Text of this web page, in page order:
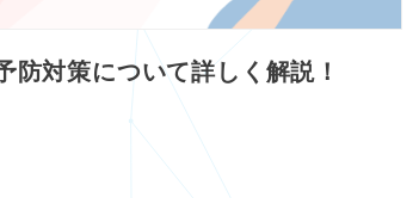
対策について詳しく解説！